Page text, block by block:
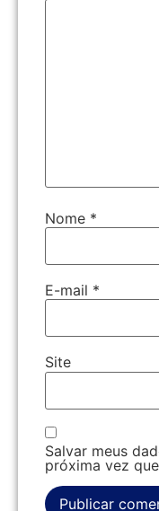
Nome *
E-mail *
Site
Salvar meus
próxima vez